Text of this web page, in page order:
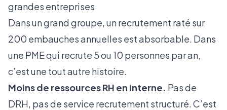
grandes entreprises
Dans un grand groupe, un recrutement raté sur
200 embauches annuelles est absorbable. Dans
une PME qui recrute 5 ou 10 personnes par an,
c’est une tout autre histoire.
Moins de ressources RH en interne. Pas de
DRH, pas de service recrutement structuré. C’est